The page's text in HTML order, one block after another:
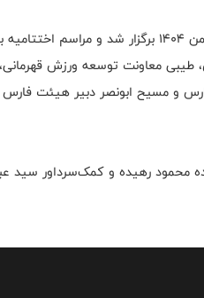
این مسابقات از ۲۲ تا ۲۵ بهمن ۱۴۰۴
طیبی معاونت توسعه ورزش
مسیح ابونصر دبیر هیئت فارس
محمود رهیده و کمک‌سرداور سید